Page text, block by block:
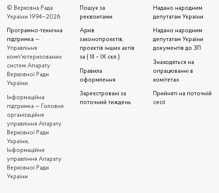
© Верховна Рада
України 1994—2026
Програмно-технічна
підтримка —
Управління
комп'ютеризованих
систем Апарату
Верховної Ради
України
Iнформаційна
підтримка — Головне
організаційне
управління Апарату
Верховної Ради
України,
Інформаційне
управління Апарату
Верховної Ради
України
Пошук за
реквізитами
Архів
законопроєктів,
проєктів інших актів
за ( III – IX скл.)
Правила
оформлення
Зареєстровані за
поточний тиждень
Надано народним
депутатам України
Надано народним
депутатам України
документів до ЗП
Знаходяться на
опрацюванні в
комітетах
Прийняті на поточній
сесії